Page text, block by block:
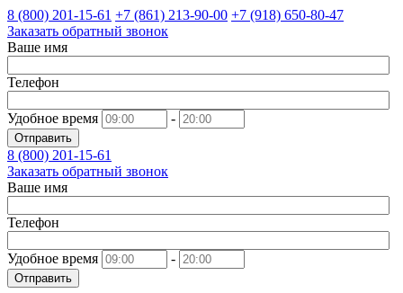
8 (800) 201-15-61 +7 (861) 213-90-00 +7 (918) 650-80-47
Заказать обратный звонок
Ваше имя
Телефон
Удобное время -
Отправить
8 (800) 201-15-61
Заказать обратный звонок
Ваше имя
Телефон
Удобное время -
Отправить